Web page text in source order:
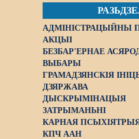
АДМІНІСТРАЦЫЙНЫ
АКЦЫІ
БЕЗБАР'ЕРНАЕ
ВЫБАРЫ
ГРАМАДЗЯНСКІЯ
ДЗЯРЖАВА
ДЫСКРЫМІНАЦЫЯ
ЗАТРЫМАНЬНІ
КАРНАЯ
КПЧ ААН